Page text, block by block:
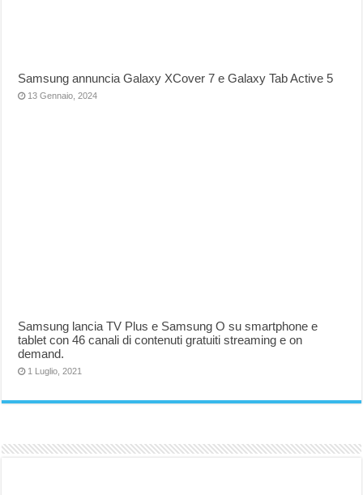
Samsung annuncia Galaxy XCover 7 e Galaxy Tab Active 5
13 Gennaio, 2024
Samsung lancia TV Plus e Samsung O su smartphone e
tablet con 46 canali di contenuti gratuiti streaming e on
demand.
1 Luglio, 2021